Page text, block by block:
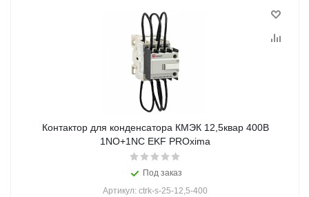
Контактор для конденсатора КМЭК 12,5квар 400В
1NО+1NC EKF PROxima
Под заказ
Артикул: ctrk-s-25-12,5-400